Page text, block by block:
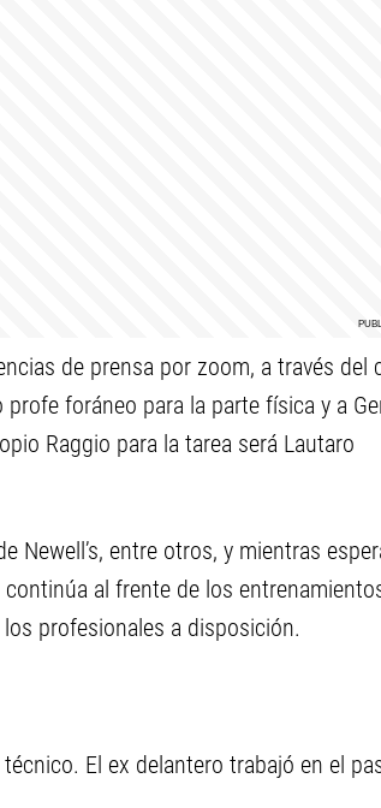
de prensa por zoom, a través del
foráneo para la parte física y a
Raggio para la tarea será Lautaro
Newell’s, entre otros, y mientras
al frente de los
profesionales a disposición.
El ex delantero trabajó en el